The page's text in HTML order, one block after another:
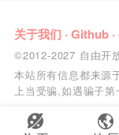
关于我们 · Github·
©2012-2027 自由开
本站所有信息都来源
上当受骗,如遇骗子